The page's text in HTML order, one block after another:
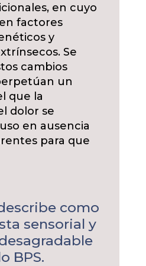
en cuyo
factores
y
Se
cambios
un
que la
dolor se
en ausencia
para que
como
sensorial y
BPS.